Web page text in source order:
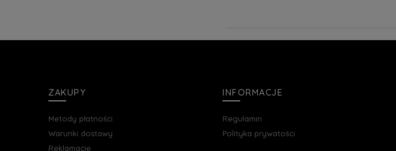
ZAKUPY
Metody płatności
Warunki dostawy
Reklamacje
INFORMACJE
Regulamin
Polityka prywatości